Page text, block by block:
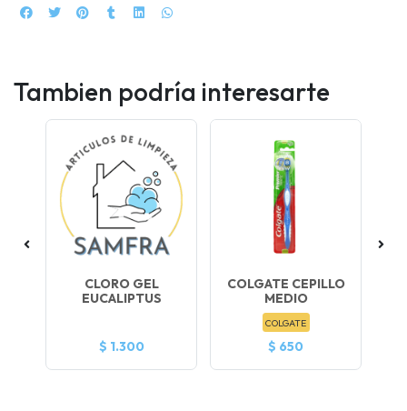
Tambien podría interesarte
CLORO GEL
EUCALIPTUS
$ 1.300
COLGATE CEPILLO
MEDIO
COLGATE
$ 650